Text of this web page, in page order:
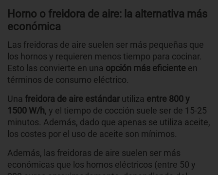
Horno o freidora de aire: la alternativa más
económica
Las freidoras de aire suelen ser más pequeñas que
los hornos y requieren menos tiempo para cocinar.
Esto las convierte en una opción más eficiente en
términos de consumo eléctrico.
Una freidora de aire estándar utiliza entre 800 y
1500 W/h, y el tiempo de cocción suele ser de 15-25
minutos. Además, dado que apenas se utiliza aceite,
los costes por el uso de aceite son mínimos.
Además, las freidoras de aire suelen ser más
económicas que los hornos eléctricos (entre 50 y